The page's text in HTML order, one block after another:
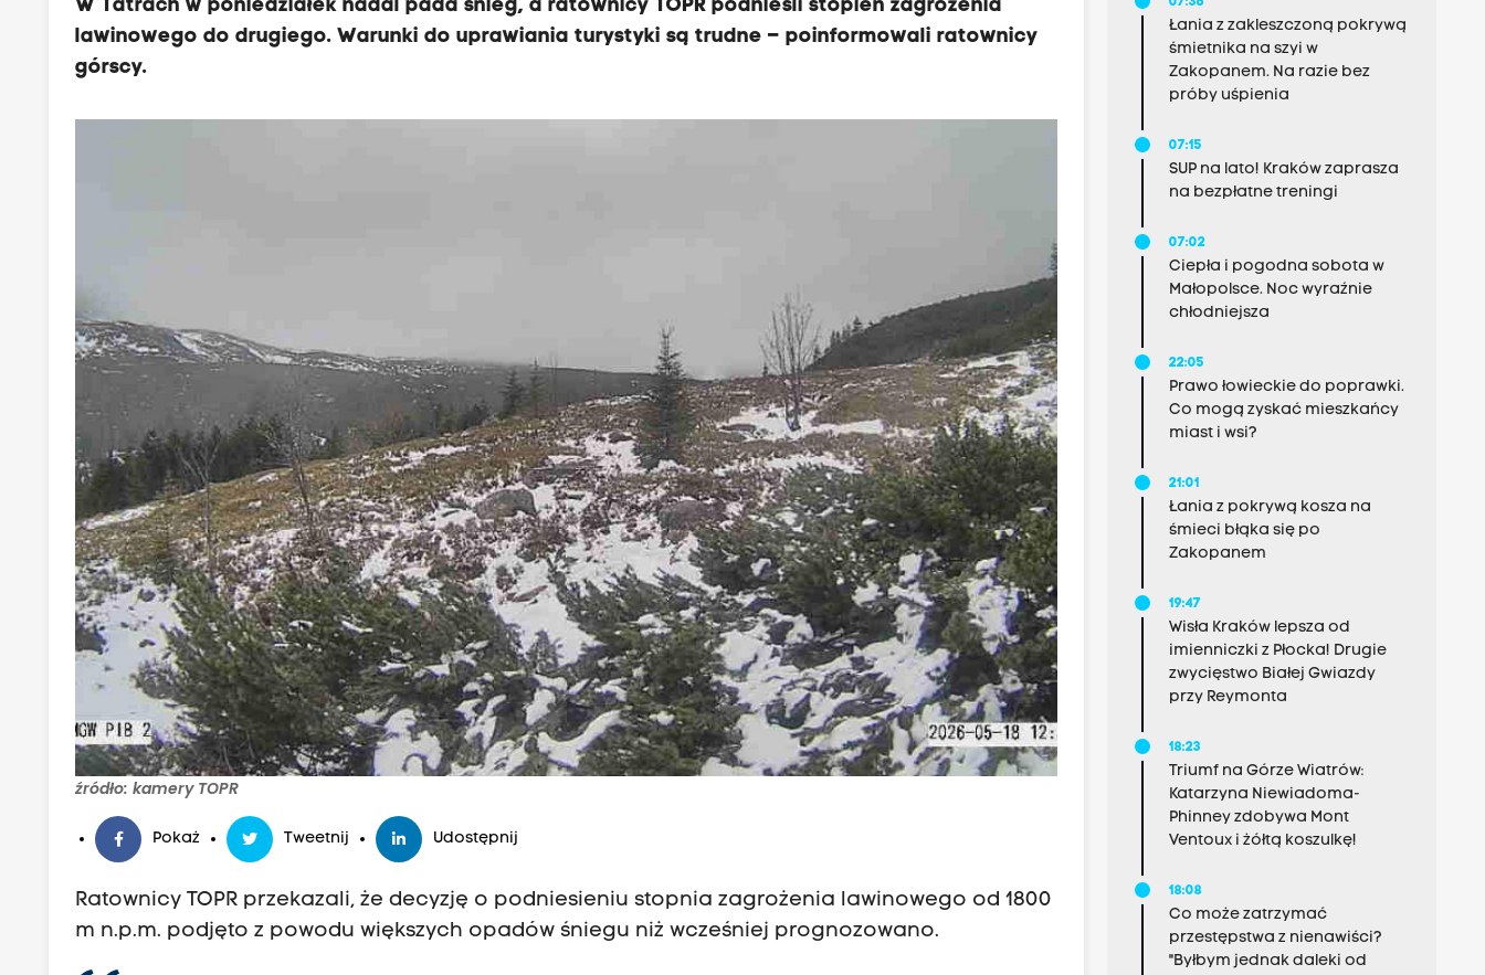
W Tatrach w poniedziałek nadal pada śnieg, a ratownicy TOPR podnieśli stopień zagrożenia
lawinowego do drugiego. Warunki do uprawiania turystyki są trudne – poinformowali ratownicy
górscy.
źródło: kamery TOPR
Pokaż Tweetnij Udostępnij
Ratownicy TOPR przekazali, że decyzję o podniesieniu stopnia zagrożenia lawinowego od 1800
m n.p.m. podjęto z powodu większych opadów śniegu niż wcześniej prognozowano.
Łania z zakleszczoną pokrywą
śmietnika na szyi w
Zakopanem. Na razie bez
próby uśpienia
07:15
SUP na lato! Kraków zaprasza
na bezpłatne treningi
07:02
Ciepła i pogodna sobota w
Małopolsce. Noc wyraźnie
chłodniejsza
22:05
Prawo łowieckie do poprawki.
Co mogą zyskać mieszkańcy
miast i wsi?
21:01
Łania z pokrywą kosza na
śmieci błąka się po
Zakopanem
19:47
Wisła Kraków lepsza od
imienniczki z Płocka! Drugie
zwycięstwo Białej Gwiazdy
przy Reymonta
18:23
Triumf na Górze Wiatrów:
Katarzyna Niewiadoma-
Phinney zdobywa Mont
Ventoux i żółtą koszulkę!
18:08
Co może zatrzymać
przestępstwa z nienawiści?
"Byłbym jednak daleki od